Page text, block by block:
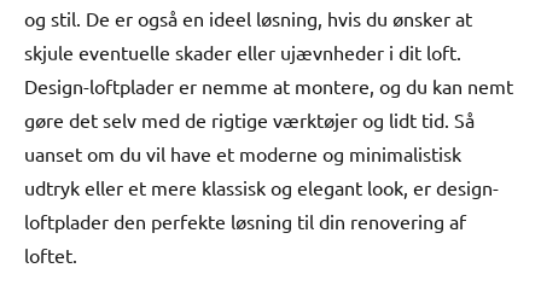
og stil. De er også en ideel løsning, hvis du ønsker at
skjule eventuelle skader eller ujævnheder i dit loft.
Design-loftplader er nemme at montere, og du kan nemt
gøre det selv med de rigtige værktøjer og lidt tid. Så
uanset om du vil have et moderne og minimalistisk
udtryk eller et mere klassisk og elegant look, er design-
loftplader den perfekte løsning til din renovering af
loftet.